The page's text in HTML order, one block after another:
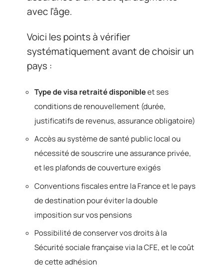
avec l’âge.
Voici les points à vérifier
systématiquement avant de choisir un
pays :
Type de visa retraité disponibleet ses
conditions de renouvellement (durée,
justificatifs de revenus, assurance obligatoire)
Accès au système de santé public local ou
nécessité de souscrire une assurance privée,
et les plafonds de couverture exigés
Conventions fiscales entre la France et le pays
de destination pour éviter la double
imposition sur vos pensions
Possibilité de conserver vos droits à la
Sécurité sociale française via la CFE, et le coût
de cette adhésion